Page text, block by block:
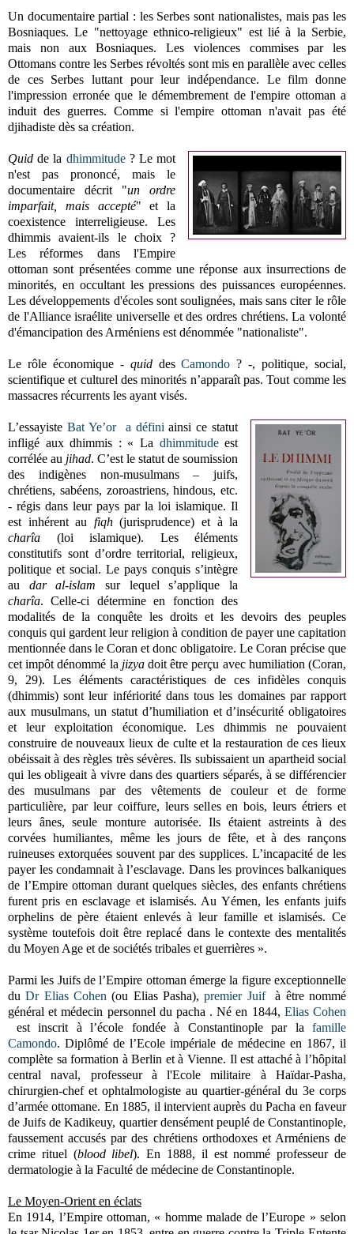
Un documentaire partial : les Serbes sont nationalistes, mais pas les
Bosniaques. Le "nettoyage ethnico-religieux" est lié à la Serbie,
mais non aux Bosniaques. Les violences commises par les
Ottomans contre les Serbes révoltés sont mis en parallèle avec celles
de ces Serbes luttant pour leur indépendance. Le film donne
l'impression erronée que le démembrement de l'empire ottoman a
induit des guerres. Comme si l'empire ottoman n'avait pas été
djihadiste dès sa création.
Quidde la dhimmitude? Le mot
n'est pas prononcé, mais le
documentaire décrit "un ordre
imparfait, mais accepté" et la
coexistence interreligieuse. Les
dhimmis avaient-ils le choix ?
Les réformes dans l'Empire
ottoman sont présentées comme une réponse aux insurrections de
minorités, en occultant les pressions des puissances européennes.
Les développements d'écoles sont soulignées, mais sans citer le rôle
de l'Alliance israélite universelle et des ordres chrétiens. La volonté
d'émancipation des Arméniens est dénommée "nationaliste".
Le rôle économique - quid desCamondo ? -, politique, social,
scientifique et culturel des minorités n’apparaît pas. Tout comme les
massacres récurrents les ayant visés.
L’essayiste Bat Ye’or a défini ainsi ce statut
infligé aux dhimmis : « La dhimmitudeest
corrélée au jihad. C’est le statut de soumission
des indigènes non-musulmans – juifs,
chrétiens, sabéens, zoroastriens, hindous, etc.
- régis dans leur pays par la loi islamique. Il
est inhérent au fiqh(jurisprudence) et à la
charîa (loi islamique). Les éléments
constitutifs sont d’ordre territorial, religieux,
politique et social. Le pays conquis s’intègre
au dar al-islamsur lequel s’applique la
charîa. Celle-ci détermine en fonction des
modalités de la conquête les droits et les devoirs des peuples
conquis qui gardent leur religion à condition de payer une capitation
mentionnée dans le Coran et donc obligatoire. Le Coran précise que
cet impôt dénommé la jizyadoit être perçu avec humiliation (Coran,
9, 29). Les éléments caractéristiques de ces infidèles conquis
(dhimmis) sont leur infériorité dans tous les domaines par rapport
aux musulmans, un statut d’humiliation et d’insécurité obligatoires
et leur exploitation économique. Les dhimmis ne pouvaient
construire de nouveaux lieux de culte et la restauration de ces lieux
obéissait à des règles très sévères. Ils subissaient un apartheid social
qui les obligeait à vivre dans des quartiers séparés, à se différencier
des musulmans par des vêtements de couleur et de forme
particulière, par leur coiffure, leurs selles en bois, leurs étriers et
leurs ânes, seule monture autorisée. Ils étaient astreints à des
corvées humiliantes, même les jours de fête, et à des rançons
ruineuses extorquées souvent par des supplices. L’incapacité de les
payer les condamnait à l’esclavage. Dans les provinces balkaniques
de l’Empire ottoman durant quelques siècles, des enfants chrétiens
furent pris en esclavage et islamisés. Au Yémen, les enfants juifs
orphelins de père étaient enlevés à leur famille et islamisés. Ce
système toutefois doit être replacé dans le contexte des mentalités
du Moyen Age et de sociétés tribales et guerrières ».
Parmi les Juifs de l’Empire ottoman émerge la figure exceptionnelle
duDr Elias Cohen (ou Elias Pasha),premier Juifà être nommé
général et médecin personnel du pacha . Né en 1844, Elias Cohen
est inscrit à l’école fondée à Constantinople par la famille
Camondo. Diplômé de l’Ecole impériale de médecine en 1867, il
complète sa formation à Berlin et à Vienne. Il est attaché à l’hôpital
central naval, professeur à l'Ecole militaire à Haïdar-Pasha,
chirurgien-chef et ophtalmologiste au quartier-général du 3e corps
d’armée ottomane. En 1885, il intervient auprès du Pacha en faveur
de Juifs de Kadikeuy, quartier densément peuplé de Constantinople,
faussement accusés par des chrétiens orthodoxes et Arméniens de
crime rituel (blood libel). En 1888, il est nommé professeur de
dermatologie à la Faculté de médecine de Constantinople.
Le Moyen-Orient en éclats
En 1914, l’Empire ottoman, « homme malade de l’Europe » selon